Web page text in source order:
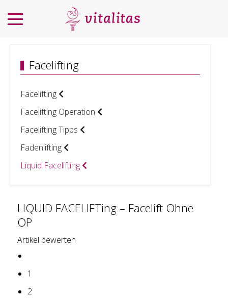
Facelifting
Facelifting
Facelifting Operation
Facelifting Tipps
Fadenlifting
Liquid Facelifting
LIQUID FACELIFTing – Facelift Ohne
OP
Artikel bewerten
1
2